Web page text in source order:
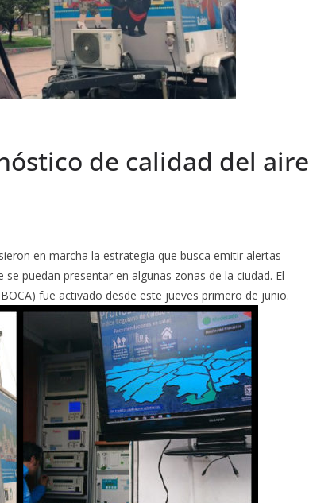
de calidad del aire
en marcha la estrategia que busca emitir alertas
puedan presentar en algunas zonas de la ciudad. El
fue activado desde este jueves primero de junio.